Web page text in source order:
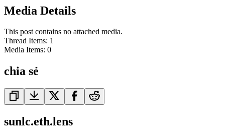
Media Details
This post contains no attached media.
Thread Items: 1
Media Items: 0
chia sẻ
sunlc.eth.lens